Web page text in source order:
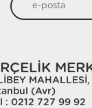
(Avr)
: 0212 727 99 92